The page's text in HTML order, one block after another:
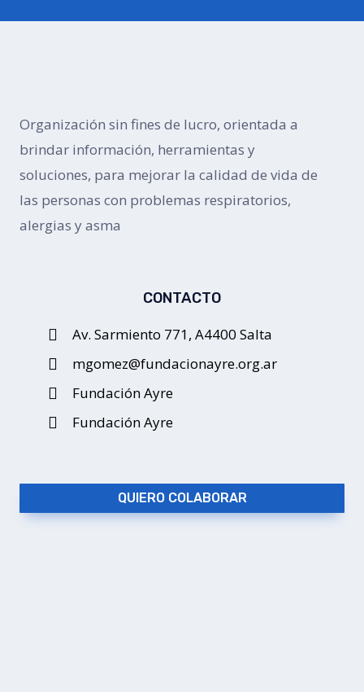
Organización sin fines de lucro, orientada a
brindar información, herramientas y
soluciones, para mejorar la calidad de vida de
las personas con problemas respiratorios,
alergias y asma
CONTACTO
Av. Sarmiento 771, A4400 Salta
mgomez@fundacionayre.org.ar
Fundación Ayre
Fundación Ayre
QUIERO COLABORAR